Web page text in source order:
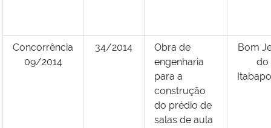
Concorrência
09/2014
34/2014
Obra de
engenharia
para a
construção
do prédio de
salas de aula
Bom
do